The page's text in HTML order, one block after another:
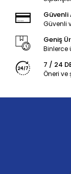
Güvenli
Güvenli
Geniş
Binlerce
7 / 24
Öneri ve